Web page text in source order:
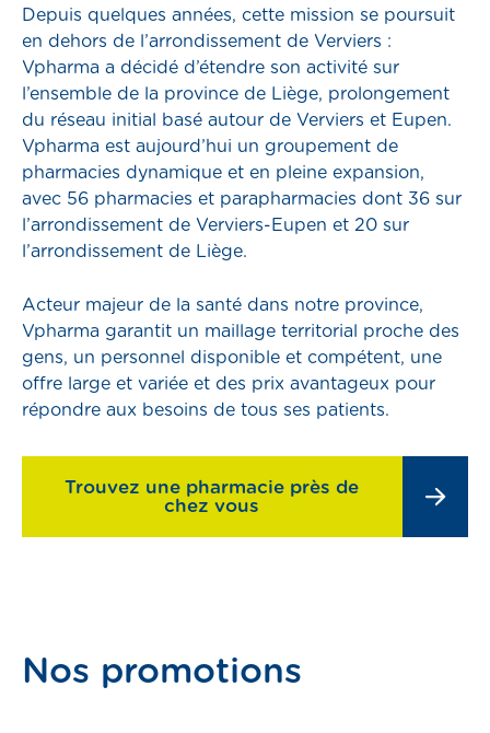
Depuis quelques années, cette mission se poursuit
en dehors de l’arrondissement de Verviers :
Vpharma a décidé d’étendre son activité sur
l’ensemble de la province de Liège, prolongement
du réseau initial basé autour de Verviers et Eupen.
Vpharma est aujourd’hui un groupement de
pharmacies dynamique et en pleine expansion,
avec 56 pharmacies et parapharmacies dont 36 sur
l’arrondissement de Verviers-Eupen et 20 sur
l’arrondissement de Liège.
Acteur majeur de la santé dans notre province,
Vpharma garantit un maillage territorial proche des
gens, un personnel disponible et compétent, une
offre large et variée et des prix avantageux pour
répondre aux besoins de tous ses patients.
Trouvez une pharmacie près de
chez vous
Nos promotions